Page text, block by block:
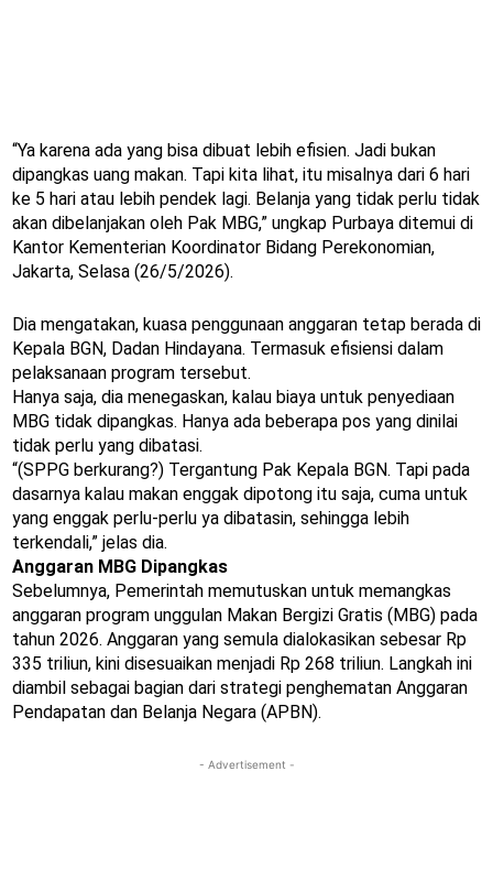
“Ya karena ada yang bisa dibuat lebih efisien. Jadi bukan
dipangkas uang makan. Tapi kita lihat, itu misalnya dari 6 hari
ke 5 hari atau lebih pendek lagi. Belanja yang tidak perlu tidak
akan dibelanjakan oleh Pak MBG,” ungkap Purbaya ditemui di
Kantor Kementerian Koordinator Bidang Perekonomian,
Jakarta, Selasa (26/5/2026).
Dia mengatakan, kuasa penggunaan anggaran tetap berada di
Kepala BGN, Dadan Hindayana. Termasuk efisiensi dalam
pelaksanaan program tersebut.
Hanya saja, dia menegaskan, kalau biaya untuk penyediaan
MBG tidak dipangkas. Hanya ada beberapa pos yang dinilai
tidak perlu yang dibatasi.
“(SPPG berkurang?) Tergantung Pak Kepala BGN. Tapi pada
dasarnya kalau makan enggak dipotong itu saja, cuma untuk
yang enggak perlu-perlu ya dibatasin, sehingga lebih
terkendali,” jelas dia.
Anggaran MBG Dipangkas
Sebelumnya, Pemerintah memutuskan untuk memangkas
anggaran program unggulan Makan Bergizi Gratis (MBG) pada
tahun 2026. Anggaran yang semula dialokasikan sebesar Rp
335 triliun, kini disesuaikan menjadi Rp 268 triliun. Langkah ini
diambil sebagai bagian dari strategi penghematan Anggaran
Pendapatan dan Belanja Negara (APBN).
- Advertisement -